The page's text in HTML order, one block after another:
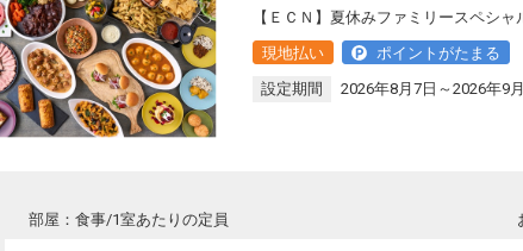
【ＥＣＮ】夏休みファミリースペシ
現地払い
ポイントがたまる
設定期間
2026年8月7日～2026年9
部屋：食事/1室あたりの定員